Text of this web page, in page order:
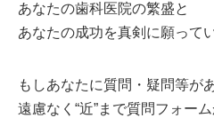
あなたの歯科医院の繁盛と
あなたの成功を真剣に願って
もしあなたに質問・疑問等が
遠慮なく“近”まで質問フォー